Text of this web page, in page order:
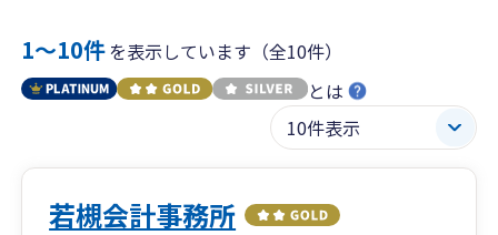
1〜10件を表示しています（全10件）
とは
若槻会計事務所